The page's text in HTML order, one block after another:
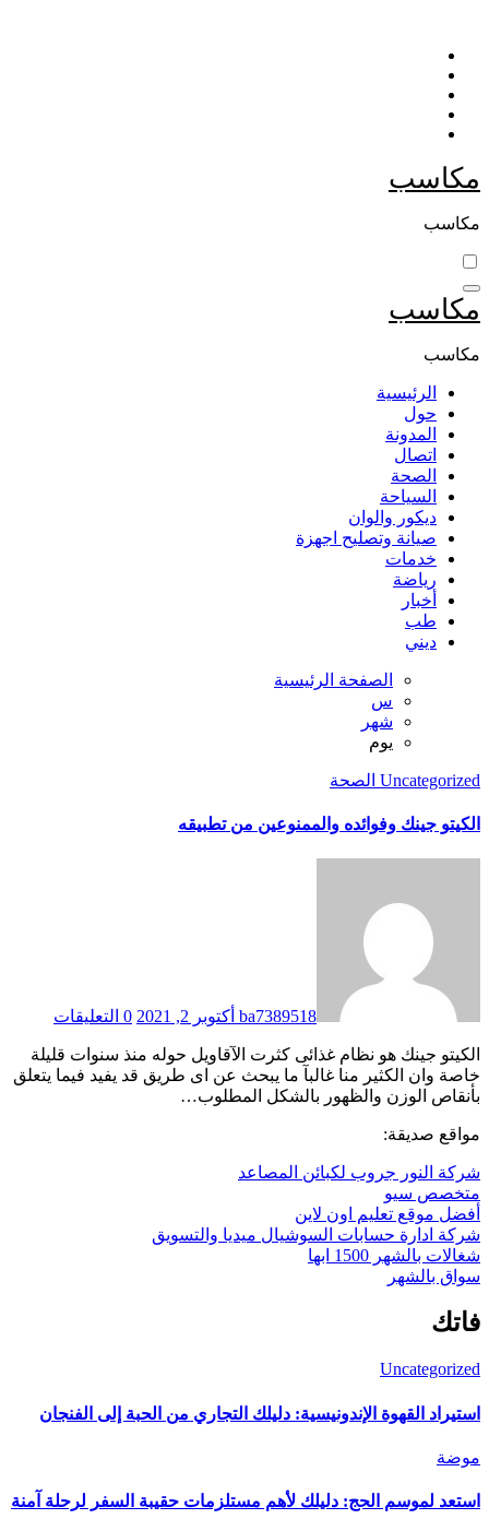
التجاوز
المحتوى
مكاسب
مكاسب
مكاسب
مكاسب
الرئيسية
حول
المدونة
اتصال
الصحة
السياحة
ديكور والوان
صيانة وتصليح اجهزة
خدمات
رياضة
أخبار
طب
ديني
الصفحة الرئيسية
س
شهر
يوم
Uncategorized الصحة
الكيتو جينك وفوائده والممنوعين من تطبيقه
ba7389518 أكتوبر 2, 2021 0 التعليقات
خاصة وان الكثير منا غالبآ ما يبحث عن اى طريق قد يفيد فيما يتعلق
بأنقاص الوزن والظهور بالشكل المطلوب…
مواقع صديقة:
شركة النور جروب لكبائن المصاعد
متخصص سيو
أفضل موقع تعليم اون لاين
شركة ادارة حسابات السوشيال ميديا والتسويق
شغالات بالشهر 1500 ابها
سواق بالشهر
فاتك
Uncategorized
استيراد القهوة الإندونيسية: دليلك التجاري من الحبة إلى الفنجان
موضة
استعد لموسم الحج: دليلك لأهم مستلزمات حقيبة السفر لرحلة آمنة